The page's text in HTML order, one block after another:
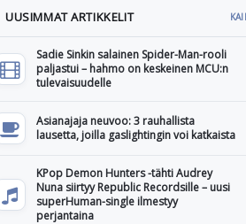
UUSIMMAT ARTIKKELIT
Sadie Sinkin salainen Spider-Man-rooli
paljastui – hahmo on keskeinen MCU:n
tulevaisuudelle
Asianajaja neuvoo: 3 rauhallista
lausetta, joilla gaslightingin voi katkaista
KPop Demon Hunters -tähti Audrey
Nuna siirtyy Republic Recordsille – uusi
superHuman-single ilmestyy
perjantaina